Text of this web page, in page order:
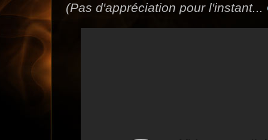
(Pas d'appréciation pour l'instant...